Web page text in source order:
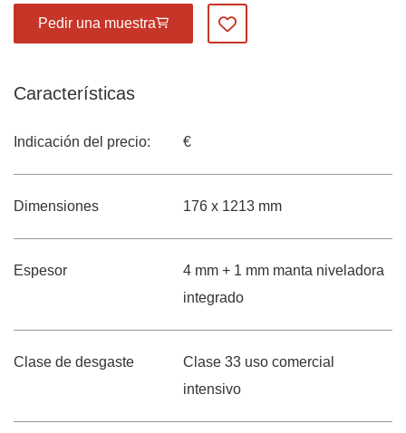
Pedir una muestra Añadir a mis favoritos
Características
Indicación del precio: €
Dimensiones 176 x 1213 mm
Espesor
4 mm + 1 mm manta niveladora
integrado
Clase de desgaste
Clase 33 uso comercial
intensivo